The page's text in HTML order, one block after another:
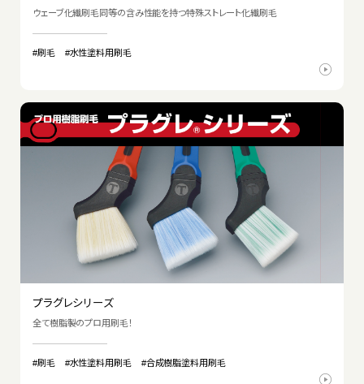
ウェーブ化繊刷毛同等の含み性能を持つ特殊ストレート化繊刷毛
#刷毛 #水性塗料用刷毛
プラグレシリーズ
全て樹脂製のプロ用刷毛！
#刷毛 #水性塗料用刷毛 #合成樹脂塗料用刷毛